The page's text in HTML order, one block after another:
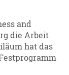
and
die Arbeit
hat das